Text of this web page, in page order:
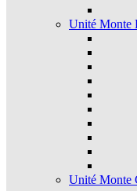
Unité Monte
Unité Monte